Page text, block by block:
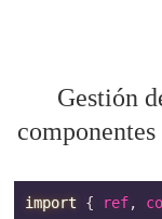
Gestión
import { ref,